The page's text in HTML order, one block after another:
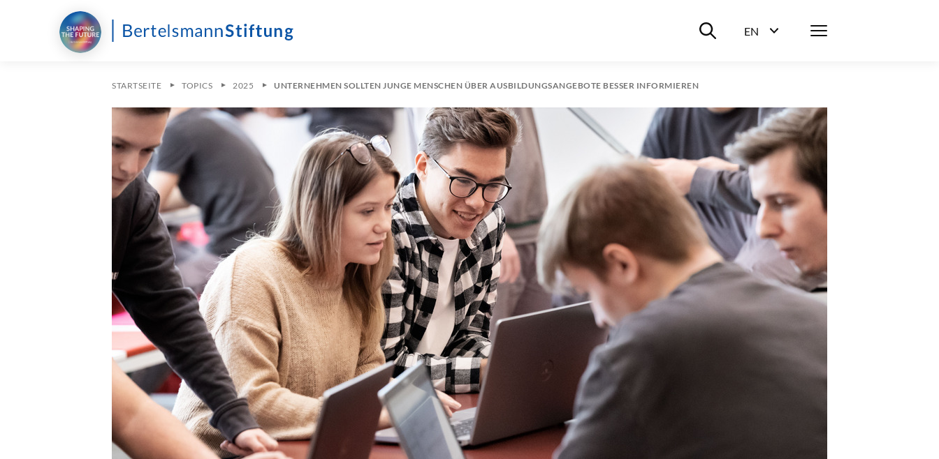
Suche ein-/ausblenden
EN
Menü
STARTSEITE TOPICS 2025 UNTERNEHMEN SOLLTEN JUNGE MENSCHEN ÜBER AUSBILDUNGSANGEBOTE BESSER INFORMIEREN